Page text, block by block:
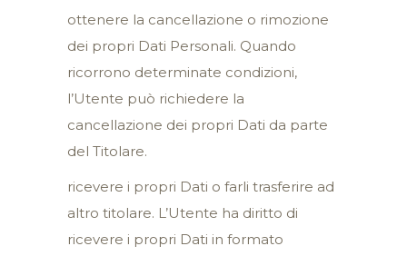
ottenere la cancellazione o rimozione
dei propri Dati Personali. Quando
ricorrono determinate condizioni,
l’Utente può richiedere la
cancellazione dei propri Dati da parte
del Titolare.
ricevere i propri Dati o farli trasferire ad
altro titolare. L’Utente ha diritto di
ricevere i propri Dati in formato